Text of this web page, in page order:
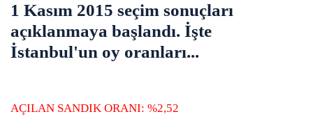
1 Kasım 2015 seçim sonuçları
açıklanmaya başlandı. İşte
İstanbul'un oy oranları...
AÇILAN SANDIK ORANI: %2,52